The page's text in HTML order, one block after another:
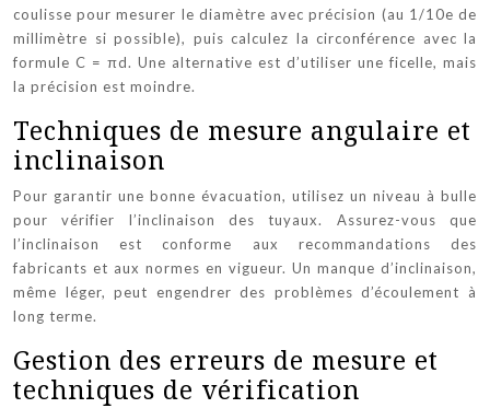
coulisse pour mesurer le diamètre avec précision (au 1/10e de
millimètre si possible), puis calculez la circonférence avec la
formule C = πd. Une alternative est d’utiliser une ficelle, mais
la précision est moindre.
Techniques de mesure angulaire et
inclinaison
Pour garantir une bonne évacuation, utilisez un niveau à bulle
pour vérifier l’inclinaison des tuyaux. Assurez-vous que
l’inclinaison est conforme aux recommandations des
fabricants et aux normes en vigueur. Un manque d’inclinaison,
même léger, peut engendrer des problèmes d’écoulement à
long terme.
Gestion des erreurs de mesure et
techniques de vérification